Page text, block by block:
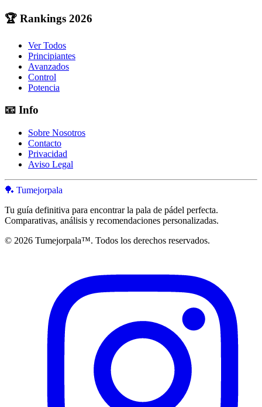
🏆 Rankings 2026
Ver Todos
Principiantes
Avanzados
Control
Potencia
📧 Info
Sobre Nosotros
Contacto
Privacidad
Aviso Legal
🏓 Tumejorpala
Tu guía definitiva para encontrar la pala de pádel perfecta.
Comparativas, análisis y recomendaciones personalizadas.
© 2026 Tumejorpala™. Todos los derechos reservados.